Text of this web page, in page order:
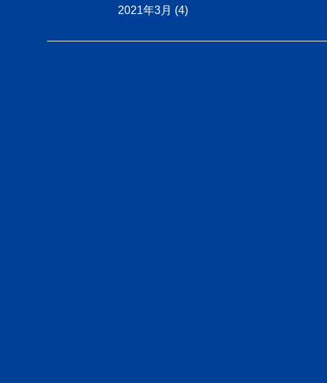
2021年3月 (4)